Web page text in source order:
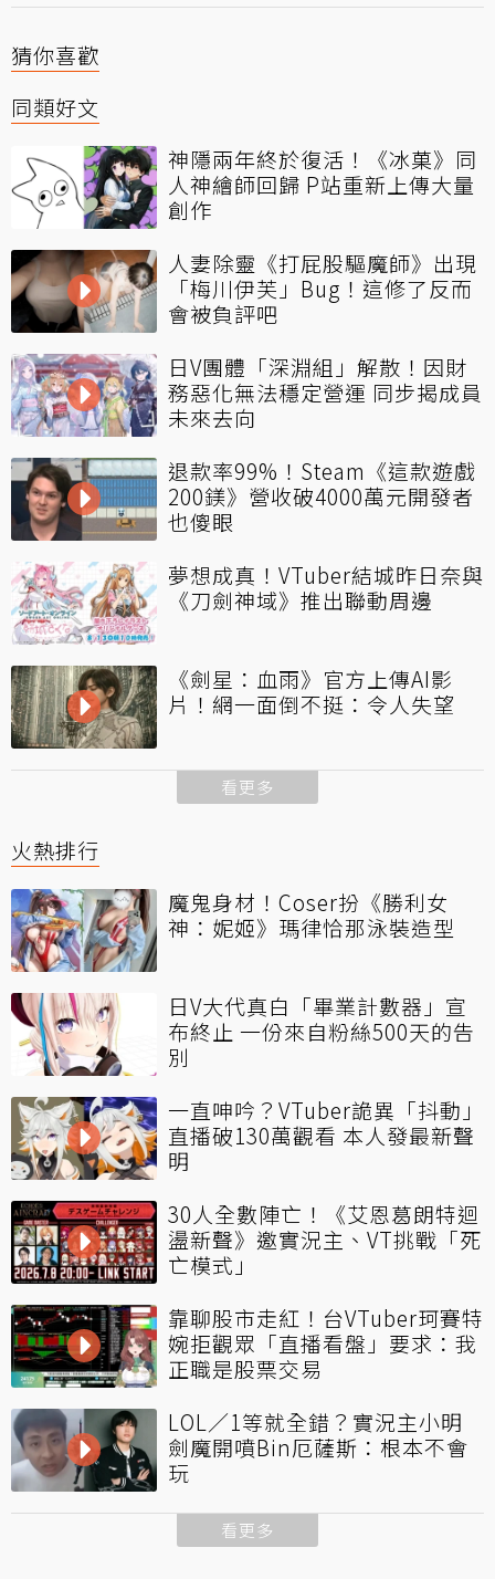
猜你喜歡
同類好文
神隱兩年終於復活！《冰菓》同
人神繪師回歸 P站重新上傳大量
創作
人妻除靈《打屁股驅魔師》出現
「梅川伊芙」Bug！這修了反而
會被負評吧
日V團體「深淵組」解散！因財
務惡化無法穩定營運 同步揭成員
未來去向
退款率99%！Steam《這款遊戲
200鎂》營收破4000萬元開發者
也傻眼
夢想成真！VTuber結城昨日奈與
《刀劍神域》推出聯動周邊
《劍星：血雨》官方上傳AI影
片！網一面倒不挺：令人失望
看更多
火熱排行
魔鬼身材！Coser扮《勝利女
神：妮姬》瑪律恰那泳裝造型
日V大代真白「畢業計數器」宣
布終止 一份來自粉絲500天的告
別
一直呻吟？VTuber詭異「抖動」
直播破130萬觀看 本人發最新聲
明
30人全數陣亡！《艾恩葛朗特迴
盪新聲》邀實況主、VT挑戰「死
亡模式」
靠聊股市走紅！台VTuber珂賽特
婉拒觀眾「直播看盤」要求：我
正職是股票交易
LOL／1等就全錯？實況主小明
劍魔開噴Bin厄薩斯：根本不會
玩
看更多